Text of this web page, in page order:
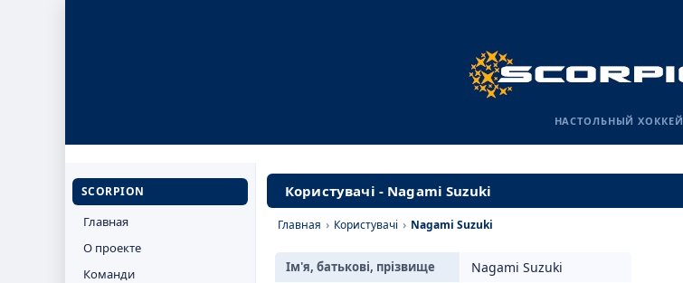
НАСТОЛЬНЫЙ ХОККЕЙ
SCORPION
Главная
О проекте
Команди
Користувачі - Nagami Suzuki
Главная › Користувачі › Nagami Suzuki
Ім'я, батькові, прізвище Nagami Suzuki